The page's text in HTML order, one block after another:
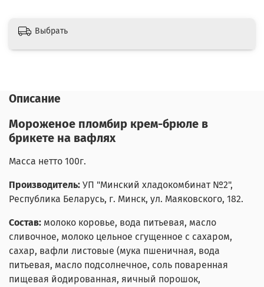
Выбрать
Описание
Мороженое пломбир крем-брюле в
брикете на вафлях
Масса нетто 100г.
Производитель: УП "Минский хладокомбинат №2",
Республика Беларусь, г. Минск, ул. Маяковского, 182.
Состав: молоко коровье, вода питьевая, масло
сливочное, молоко цельное сгущенное с сахаром,
сахар, вафли листовые (мука пшеничная, вода
питьевая, масло подсолнечное, соль поваренная
пищевая йодированная, яичный порошок,